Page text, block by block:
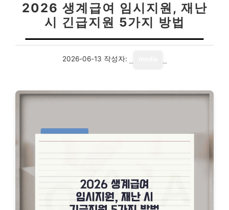
2026 생계급여 임시지원, 재난
시 긴급지원 5가지 방법
2026-06-13 작성자: